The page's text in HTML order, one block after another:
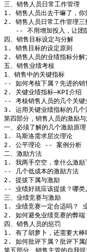
三、销售人员日常工作管理
1. 销售人员出去干嘛了，你
2. 销售人员日常工作管理三
-- 不用增加投入，让团
四、销售目标设定与分解
1. 销售目标的设定原则
2. 销售人员的业绩指标分解
五、销售业绩考核
1、销售中的关键指标
-- 如何考核下属？先进的销
2. 关键业绩指标—KPI介绍
-- 考核销售人员的几个关键
3. 运用关键业绩指标的几个
第四部分，销售人员的激励与
一、必须了解的几个激励原理
1. 马斯洛需求层次理论
2. 公平理论 -- 案例分析
二、激励方法
1. 我两手空空，拿什么激励
-- 几个低成本的激励方法
2. 提拔下属与激励
-- 业绩好就应该提拔？哪类
三、业绩竞赛与激励
1. 业绩竞赛一定合适吗？
2. 如何避免业绩竞赛的弊端
四、销售人员的惩罚
1. 有了胡萝卜，还需要大棒
2. 如何批评下属？批评下属
第五部分、销售主管的自我